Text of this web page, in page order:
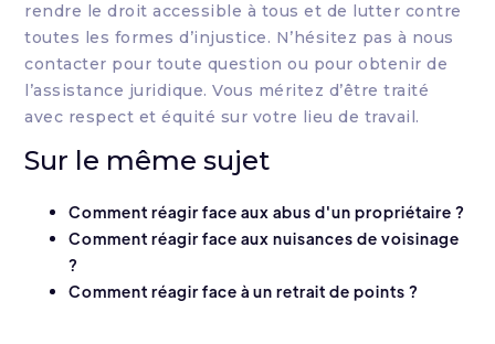
rendre le droit accessible à tous et de lutter contre
toutes les formes d’injustice. N’hésitez pas à nous
contacter pour toute question ou pour obtenir de
l’assistance juridique. Vous méritez d’être traité
avec respect et équité sur votre lieu de travail.
Sur le même sujet
Comment réagir face aux abus d'un propriétaire ?
Comment réagir face aux nuisances de voisinage
?
Comment réagir face à un retrait de points ?